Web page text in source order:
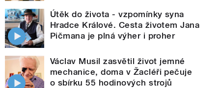
Útěk do života - vzpomínky syna
Hradce Králové. Cesta životem Jana
Pičmana je plná výher i proher
Václav Musil zasvětil život jemné
mechanice, doma v Žacléři pečuje
o sbírku 55 hodinových strojů